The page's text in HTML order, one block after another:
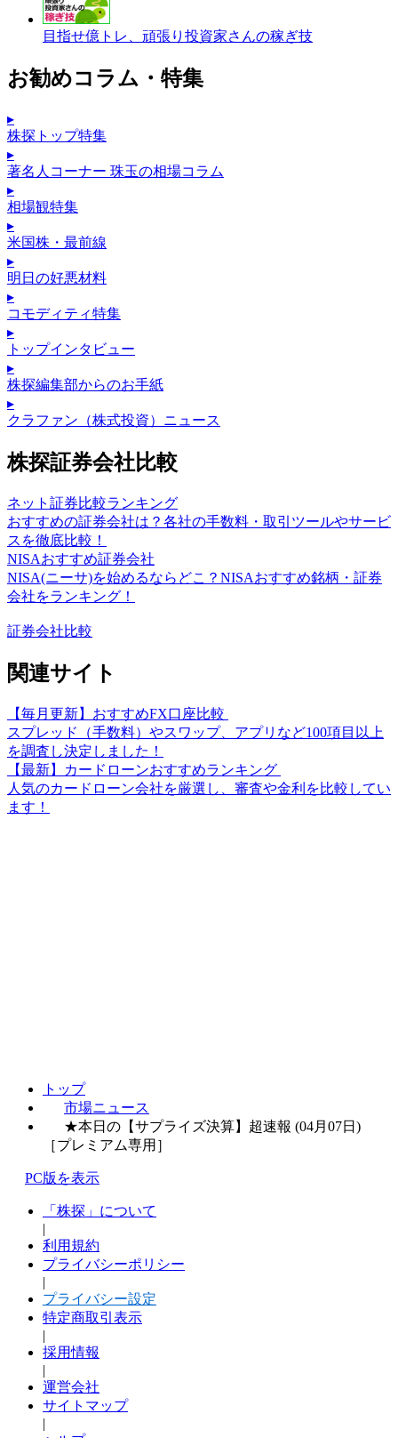
目指せ億トレ、頑張り投資家さんの稼ぎ技
お勧めコラム・特集
▸
株探トップ特集
▸
著名人コーナー 珠玉の相場コラム
▸
相場観特集
▸
米国株・最前線
▸
明日の好悪材料
▸
コモディティ特集
▸
トップインタビュー
▸
株探編集部からのお手紙
▸
クラファン（株式投資）ニュース
株探証券会社比較
ネット証券比較ランキング
おすすめの証券会社は？各社の手数料・取引ツールやサービ
スを徹底比較！
NISAおすすめ証券会社
NISA(ニーサ)を始めるならどこ？NISAおすすめ銘柄・証券
会社をランキング！
証券会社比較
関連サイト
【毎月更新】おすすめFX口座比較
スプレッド（手数料）やスワップ、アプリなど100項目以上
を調査し決定しました！
【最新】カードローンおすすめランキング
人気のカードローン会社を厳選し、審査や金利を比較してい
ます！
トップ
市場ニュース
★本日の【サプライズ決算】超速報 (04月07日)
［プレミアム専用］
PC版を表示
「株探」について
|
利用規約
プライバシーポリシー
|
プライバシー設定
特定商取引表示
|
採用情報
|
運営会社
サイトマップ
|